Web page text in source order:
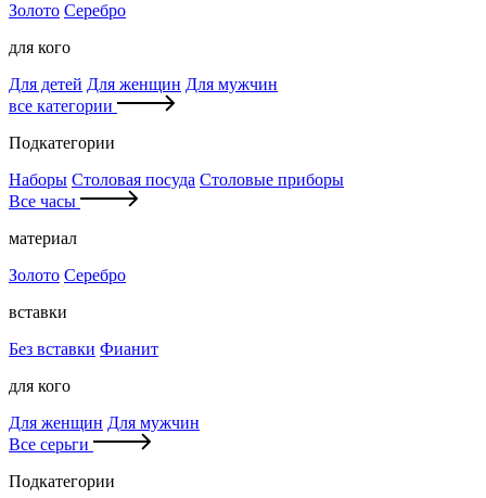
Золото Серебро
для кого
Для детей Для женщин Для мужчин
все категории
Подкатегории
Наборы Столовая посуда Столовые приборы
Все часы
материал
Золото Серебро
вставки
Без вставки Фианит
для кого
Для женщин Для мужчин
Все серьги
Подкатегории